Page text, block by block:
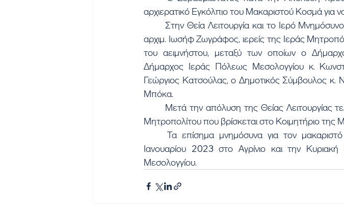
αρχιερατικό Εγκόλπιο του Μακαριστού Κοσμά για
αρχιμ. Ιωσήφ Ζωγράφος, ιερείς της Ιεράς
του αειμνήστου, μεταξύ των οποίων ο
Δήμαρχος Ιεράς Πόλεως Μεσολογγίου κ.
Γεώργιος Κατσούλας, ο Δημοτικός Σύμβουλος κ.
Μπόκα.
Μητροπολίτου που βρίσκεται στο Κοιμητήριο της
Ιανουαρίου 2023 στο Αγρίνιο και την
Μεσολογγίου.